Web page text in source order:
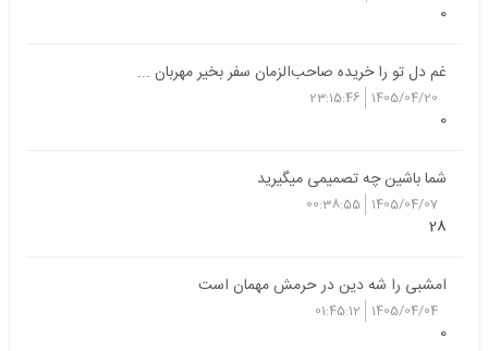
0
غم دل تو را خریده صاحب‌الزمان سفر بخیر مهربان ...
1405/04/20
23:15:46
0
شما باشین چه تصمیمی میگیرید
1405/04/07
00:38:55
28
امشبی را شه دین در حرمش مهمان است
1405/04/04
01:45:12
0